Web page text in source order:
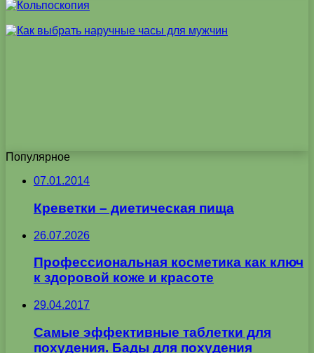
Популярное
07.01.2014
Креветки – диетическая пища
26.07.2026
Профессиональная косметика как ключ
к здоровой коже и красоте
29.04.2017
Самые эффективные таблетки для
похудения. Бады для похудения